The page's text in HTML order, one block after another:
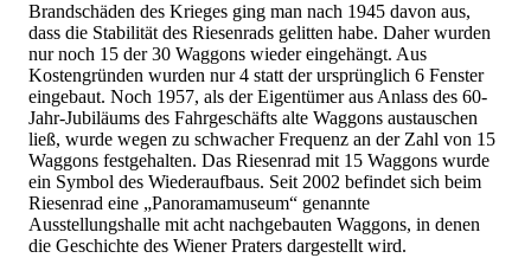
Brandschäden des Krieges ging man nach 1945 davon aus,
dass die Stabilität des Riesenrads gelitten habe. Daher wurden
nur noch 15 der 30 Waggons wieder eingehängt. Aus
Kostengründen wurden nur 4 statt der ursprünglich 6 Fenster
eingebaut. Noch 1957, als der Eigentümer aus Anlass des 60-
Jahr-Jubiläums des Fahrgeschäfts alte Waggons austauschen
ließ, wurde wegen zu schwacher Frequenz an der Zahl von 15
Waggons festgehalten. Das Riesenrad mit 15 Waggons wurde
ein Symbol des Wiederaufbaus. Seit 2002 befindet sich beim
Riesenrad eine „Panoramamuseum“ genannte
Ausstellungshalle mit acht nachgebauten Waggons, in denen
die Geschichte des Wiener Praters dargestellt wird.